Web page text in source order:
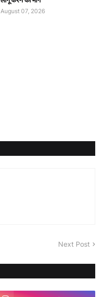
August 07, 2026
Next Post